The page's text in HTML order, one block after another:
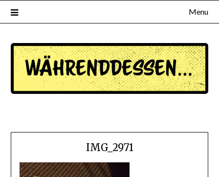
Menu
IMG_2971